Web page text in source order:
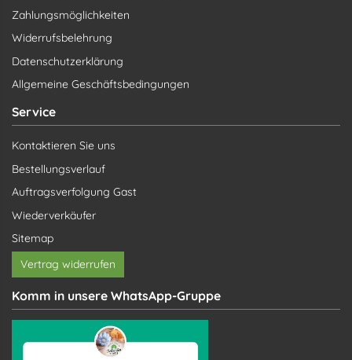
Zahlungsmöglichkeiten
Widerrufsbelehrung
Datenschutzerklärung
Allgemeine Geschäftsbedingungen
Service
Kontaktieren Sie uns
Bestellungsverlauf
Auftragsverfolgung Gast
Wiederverkäufer
Sitemap
Vertrag widerrufen
Komm in unsere WhatsApp-Gruppe